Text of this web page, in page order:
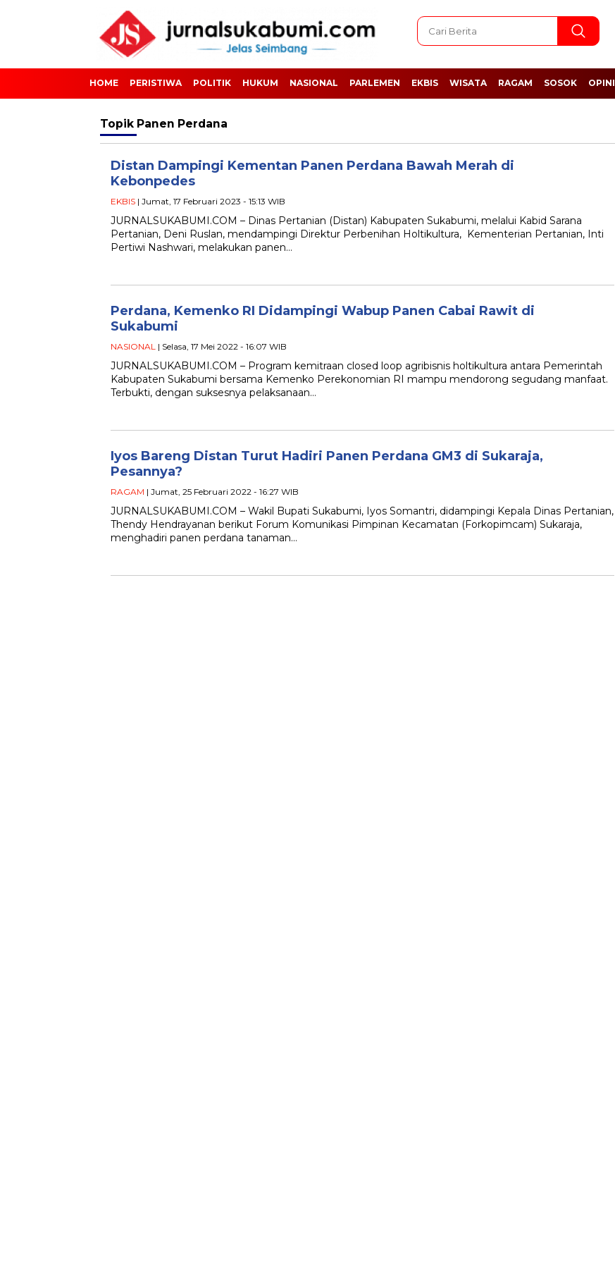
HOME PERISTIWA POLITIK HUKUM NASIONAL PARLEMEN EKBIS WISATA RAGAM SOSOK OPINI
Topik Panen Perdana
Distan Dampingi Kementan Panen Perdana Bawah Merah di
Kebonpedes
EKBIS | Jumat, 17 Februari 2023 - 15:13 WIB
JURNALSUKABUMI.COM – Dinas Pertanian (Distan) Kabupaten Sukabumi, melalui Kabid Sarana
Pertanian, Deni Ruslan, mendampingi Direktur Perbenihan Holtikultura, Kementerian Pertanian, Inti
Pertiwi Nashwari, melakukan panen…
Perdana, Kemenko RI Didampingi Wabup Panen Cabai Rawit di
Sukabumi
NASIONAL | Selasa, 17 Mei 2022 - 16:07 WIB
JURNALSUKABUMI.COM – Program kemitraan closed loop agribisnis holtikultura antara Pemerintah
Kabupaten Sukabumi bersama Kemenko Perekonomian RI mampu mendorong segudang manfaat.
Terbukti, dengan suksesnya pelaksanaan…
Iyos Bareng Distan Turut Hadiri Panen Perdana GM3 di Sukaraja,
Pesannya?
RAGAM | Jumat, 25 Februari 2022 - 16:27 WIB
JURNALSUKABUMI.COM – Wakil Bupati Sukabumi, Iyos Somantri, didampingi Kepala Dinas Pertanian,
Thendy Hendrayanan berikut Forum Komunikasi Pimpinan Kecamatan (Forkopimcam) Sukaraja,
menghadiri panen perdana tanaman…